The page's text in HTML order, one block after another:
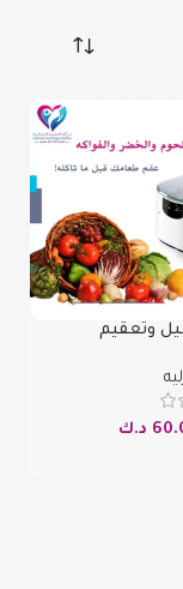
وتعقيم
د.ك